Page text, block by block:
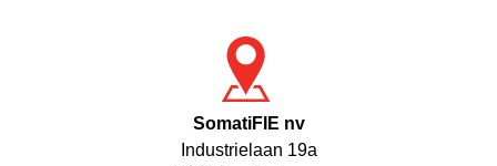
SomatiFIE nv
Industrielaan 19a